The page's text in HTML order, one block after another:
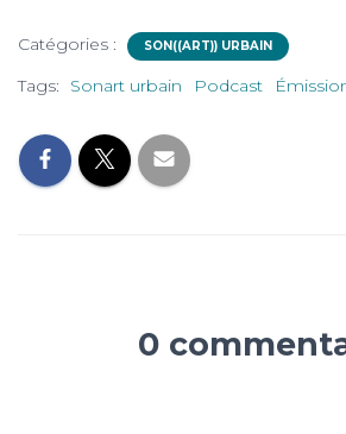
Catégories : SON((ART)) URBAIN
Tags: Sonart urbain Podcast
0